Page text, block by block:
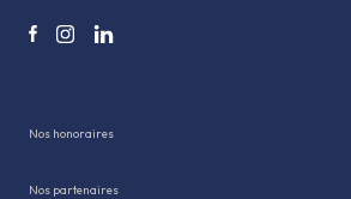
Nos honoraires
Nos partenaires